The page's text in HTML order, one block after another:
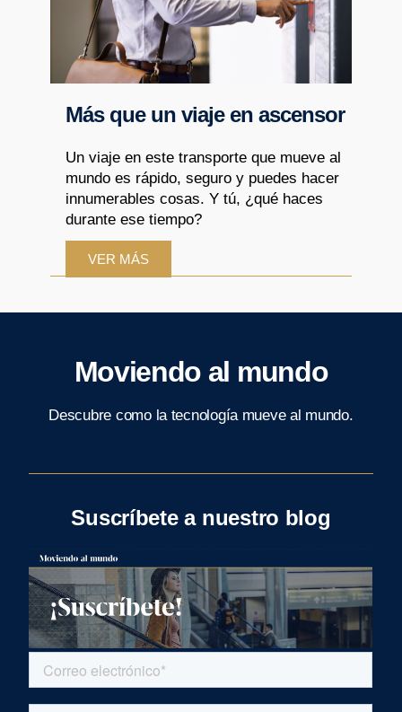
Más que un viaje en ascensor
Un viaje en este transporte que mueve al
mundo es rápido, seguro y puedes hacer
innumerables cosas. Y tú, ¿qué haces
durante ese tiempo?
VER MÁS
Moviendo al mundo
Descubre como la tecnología mueve al mundo.
Suscríbete a nuestro blog